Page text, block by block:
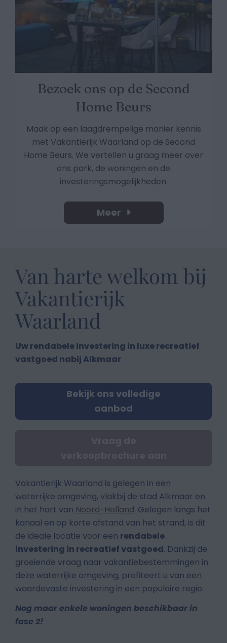
Bezoek ons op de Second
Home Beurs
Maak op een laagdrempelige manier kennis
met Vakantierijk Waarland op de Second
Home Beurs. We vertellen u graag meer over
ons park, de woningen en de
investeringsmogelijkheden.
Meer
Van harte welkom bij
Vakantierijk
Waarland
Uw rendabele investering in luxe recreatief
vastgoed nabij Alkmaar
Bekijk ons volledige
aanbod
Vakantierijk Waarland is gelegen in een
waterrijke omgeving, vlakbij de stad Alkmaar en
in het hart van Noord-Holland. Gelegen langs het
kanaal en op korte afstand van het strand, is dit
de ideale locatie voor een rendabele
investering in recreatief vastgoed. Dankzij de
groeiende vraag naar vakantiebestemmingen in
deze waterrijke omgeving, profiteert u van een
waardevaste investering in een populaire regio.
Nog maar enkele woningen beschikbaar in
fase 2!